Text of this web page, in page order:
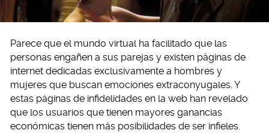
Parece que el mundo virtual ha facilitado que las
personas engañen a sus parejas y existen páginas de
internet dedicadas exclusivamente a hombres y
mujeres que buscan emociones extraconyugales. Y
estas páginas de infidelidades en la web han revelado
que los usuarios que tienen mayores ganancias
económicas tienen más posibilidades de ser infieles.